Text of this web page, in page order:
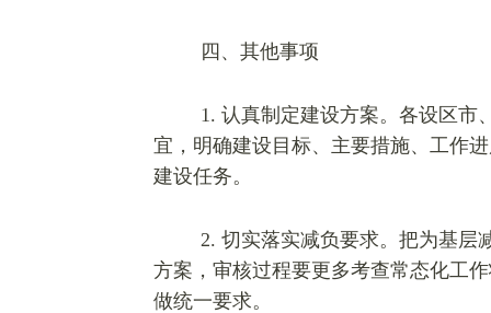
四、其他事项
1. 认真制定建设方案。各设区市
宜，明确建设目标、主要措施、工作
建设任务。
2. 切实落实减负要求。把为基层
方案，审核过程要更多考查常态化工
做统一要求。